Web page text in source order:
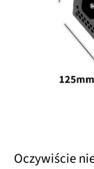
Oczywiście